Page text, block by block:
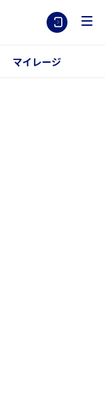
マイレージ